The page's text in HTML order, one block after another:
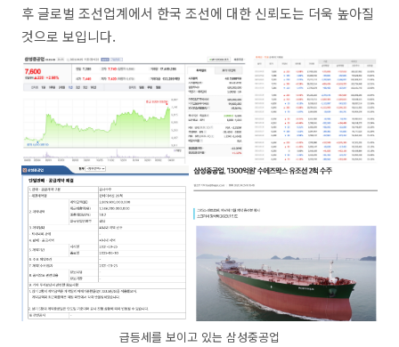
후 글로벌 조선업계에서 한국 조선에 대한 신뢰도는 더욱 높아질
것으로 보입니다.
급등세를 보이고 있는 삼성중공업